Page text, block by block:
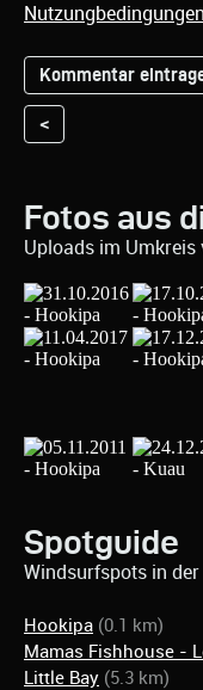
Nutzungbedingungen
<
Fotos aus
Uploads im Umkreis
Spotguide
Windsurfspots in der
Hookipa (0.1 km)
Mamas Fishhouse -
Little Bay (5.3 km)